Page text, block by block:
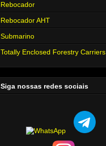
Rebocador
Rebocador AHT
Submarino
Totally Enclosed Forestry Carriers
Siga nossas redes sociais